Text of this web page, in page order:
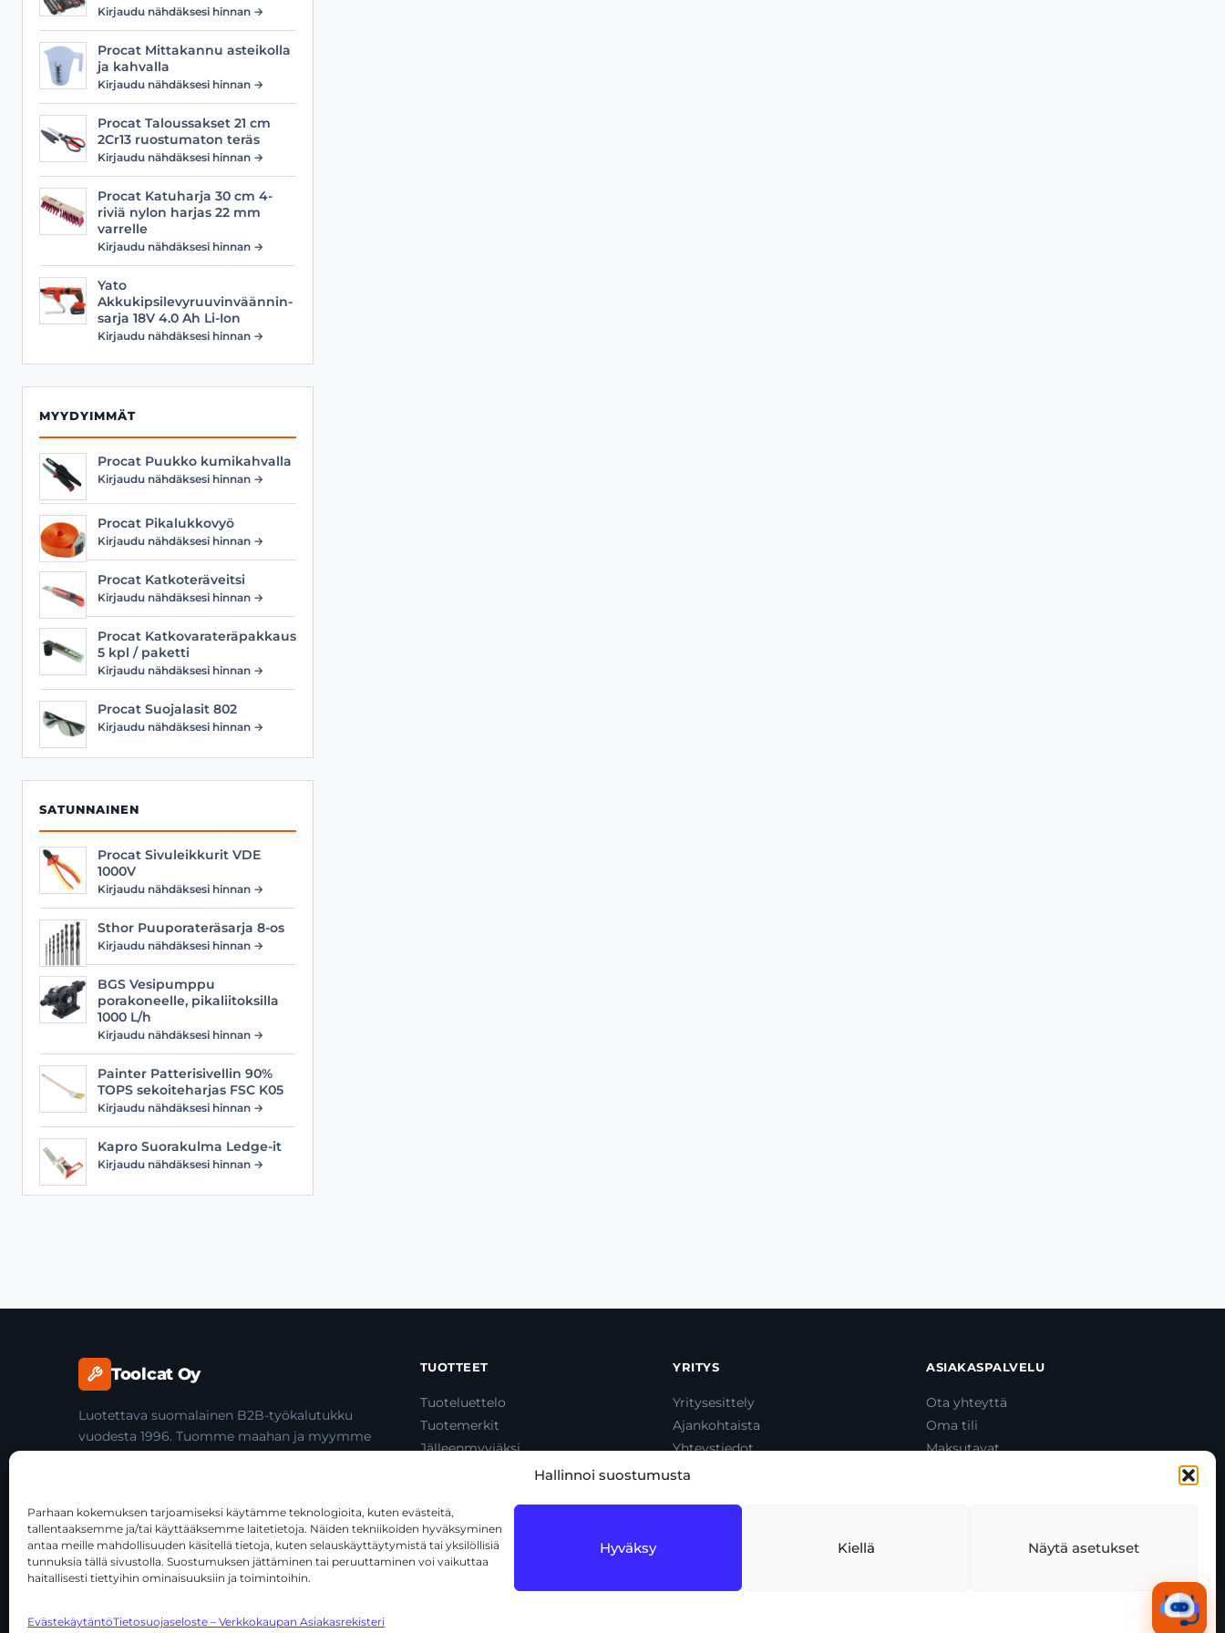
Hallinnoi suostumusta
Parhaan kokemuksen tarjoamiseksi käytämme teknologioita, kuten evästeitä,
tallentaaksemme ja/tai käyttääksemme laitetietoja. Näiden tekniikoiden hyväksyminen
antaa meille mahdollisuuden käsitellä tietoja, kuten selauskäyttäytymistä tai yksilöllisiä
tunnuksia tällä sivustolla. Suostumuksen jättäminen tai peruuttaminen voi vaikuttaa
haitallisesti tiettyihin ominaisuuksiin ja toimintoihin.
Hyväksy Kiellä Näytä asetukset
EvästekäytäntöTietosuojaseloste – Verkkokaupan Asiakasrekisteri
Vyöt
Kirjaudu nähdäksesi hinnan →
Procat Mittakannu asteikolla
ja kahvalla
Kirjaudu nähdäksesi hinnan →
Procat Taloussakset 21 cm
2Cr13 ruostumaton teräs
Kirjaudu nähdäksesi hinnan →
Procat Katuharja 30 cm 4-
riviä nylon harjas 22 mm
varrelle
Kirjaudu nähdäksesi hinnan →
Yato
Akkukipsilevyruuvinväännin-
sarja 18V 4.0 Ah Li-Ion
Kirjaudu nähdäksesi hinnan →
MYYDYIMMÄT
Procat Puukko kumikahvalla
Kirjaudu nähdäksesi hinnan →
Procat Pikalukkovyö
Kirjaudu nähdäksesi hinnan →
Procat Katkoteräveitsi
Kirjaudu nähdäksesi hinnan →
Procat Katkovarateräpakkaus
5 kpl / paketti
Kirjaudu nähdäksesi hinnan →
Procat Suojalasit 802
Kirjaudu nähdäksesi hinnan →
SATUNNAINEN
Procat Sivuleikkurit VDE
1000V
Kirjaudu nähdäksesi hinnan →
Sthor Puuporateräsarja 8-os
Kirjaudu nähdäksesi hinnan →
BGS Vesipumppu
porakoneelle, pikaliitoksilla
1000 L/h
Kirjaudu nähdäksesi hinnan →
Painter Patterisivellin 90%
TOPS sekoiteharjas FSC K05
Kirjaudu nähdäksesi hinnan →
Kapro Suorakulma Ledge-it
Kirjaudu nähdäksesi hinnan →
Toolcat Oy
Luotettava suomalainen B2B-työkalutukku
vuodesta 1996. Tuomme maahan ja myymme
TUOTTEET
Tuoteluettelo
Tuotemerkit
Jälleenmyyjäksi
YRITYS
Yritysesittely
Ajankohtaista
Yhteystiedot
ASIAKASPALVELU
Ota yhteyttä
Oma tili
Maksutavat
asiakaspalvelu@toolcat.fi
© 2026 Toolcat Oy · Y-tunnus 1059567-7 · Kalustetie 1, 01720 Vantaa